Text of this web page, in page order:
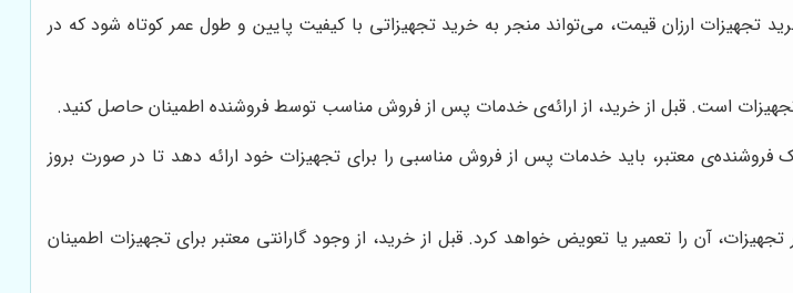
تجهیزات ارزان قیمت، می‌تواند منجر به خرید تجهیزاتی با کیفیت پایین و طول عمر کوتاه شود که در
است. قبل از خرید، از ارائه‌ی خدمات پس از فروش مناسب توسط فروشنده اطمینان حاصل کنید.
معتبر، باید خدمات پس از فروش مناسبی را برای تجهیزات خود ارائه دهد تا در صورت بروز
آن را تعمیر یا تعویض خواهد کرد. قبل از خرید، از وجود گارانتی معتبر برای تجهیزات اطمینان